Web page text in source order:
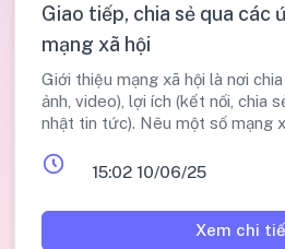
Giao tiếp, chia sẻ qua các
mạng xã hội
Giới thiệu mạng xã hội là nơi
ảnh, video), lợi ích (kết nối, chia
nhật tin tức). Nêu một số mạng
Giới thiệu Email, Blog. Hướng
Facebook, bao gồm cài đặt
15:02 10/06/25
Xem chi